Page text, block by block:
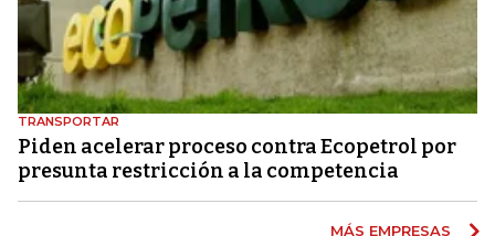
TRANSPORTAR
Piden acelerar proceso contra Ecopetrol por
presunta restricción a la competencia
MÁS EMPRESAS